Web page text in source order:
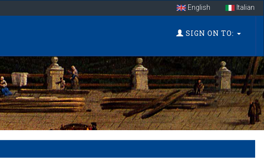
English Italian
SIGN ON TO: